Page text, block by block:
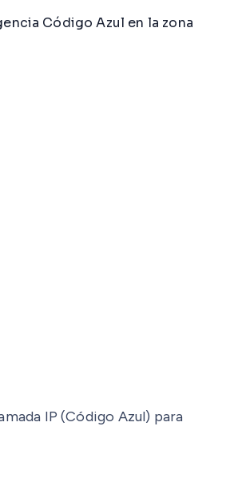
Código Azul en la zona
IP (Código Azul) para